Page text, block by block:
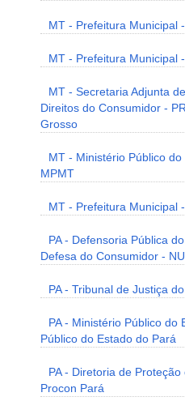
MT - Prefeitura Municipal
MT - Prefeitura Municipal
MT - Secretaria Adjunta
Direitos do Consumidor -
Grosso
MT - Ministério Público
MPMT
MT - Prefeitura Municipal
PA - Defensoria Pública
Defesa do Consumidor -
PA - Tribunal de Justiça
PA - Ministério Público do
Público do Estado do Pará
PA - Diretoria de
Procon Pará